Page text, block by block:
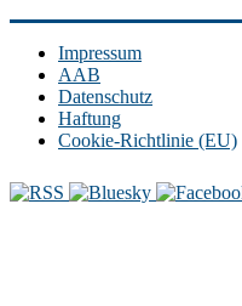
Impressum
AAB
Datenschutz
Haftung
Cookie-Richtlinie (EU)